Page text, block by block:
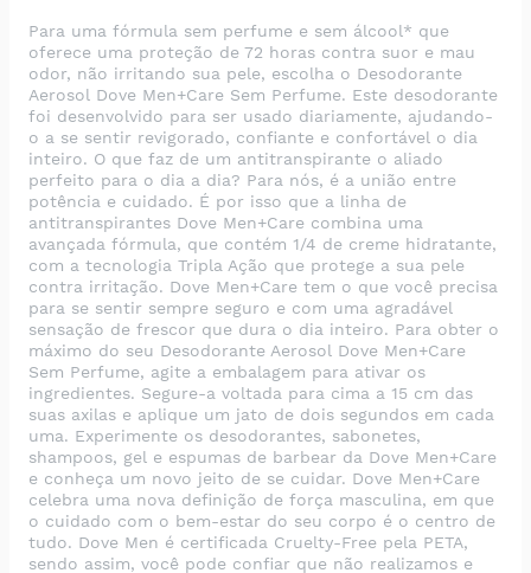
Para uma fórmula sem perfume e sem álcool* que
oferece uma proteção de 72 horas contra suor e mau
odor, não irritando sua pele, escolha o Desodorante
Aerosol Dove Men+Care Sem Perfume. Este desodorante
foi desenvolvido para ser usado diariamente, ajudando-
o a se sentir revigorado, confiante e confortável o dia
inteiro. O que faz de um antitranspirante o aliado
perfeito para o dia a dia? Para nós, é a união entre
potência e cuidado. É por isso que a linha de
antitranspirantes Dove Men+Care combina uma
avançada fórmula, que contém 1/4 de creme hidratante,
com a tecnologia Tripla Ação que protege a sua pele
contra irritação. Dove Men+Care tem o que você precisa
para se sentir sempre seguro e com uma agradável
sensação de frescor que dura o dia inteiro. Para obter o
máximo do seu Desodorante Aerosol Dove Men+Care
Sem Perfume, agite a embalagem para ativar os
ingredientes. Segure-a voltada para cima a 15 cm das
suas axilas e aplique um jato de dois segundos em cada
uma. Experimente os desodorantes, sabonetes,
shampoos, gel e espumas de barbear da Dove Men+Care
e conheça um novo jeito de se cuidar. Dove Men+Care
celebra uma nova definição de força masculina, em que
o cuidado com o bem-estar do seu corpo é o centro de
tudo. Dove Men é certificada Cruelty-Free pela PETA,
sendo assim, você pode confiar que não realizamos e